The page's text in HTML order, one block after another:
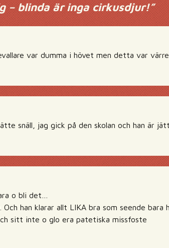
– blinda är inga cirkusdjur!”
var dumma i hövet men detta var
snäll, jag gick på den skolan och han är
o bli det…
han klarar allt LIKA bra som seende bara
sitt inte o glo era patetiska missfoste